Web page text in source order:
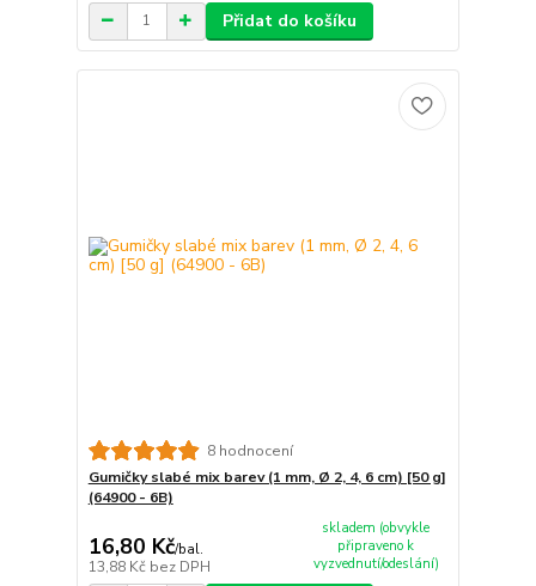
Přidat do košíku
8 hodnocení
Gumičky slabé mix barev (1 mm, Ø 2, 4, 6 cm) [50 g]
(64900 - 6B)
16,80 Kč/bal.
13,88 Kč bez DPH
skladem (obvykle
připraveno k
vyzvednutí/odeslání)